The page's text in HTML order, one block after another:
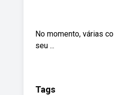
No momento, várias
seu ...
Tags